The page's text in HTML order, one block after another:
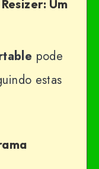
Um
pode
estas